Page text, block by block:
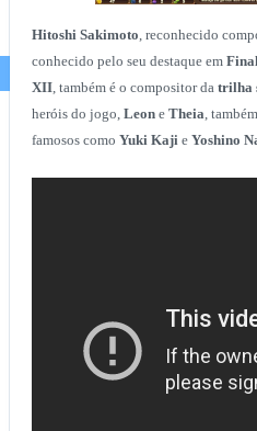
Hitoshi Sakimoto , reconhecido
conhecido pelo seu destaque em
XII, também é o compositor da trilha
heróis do jogo, Leone Theia ,
famosos como Yuki Kaji e Yoshino